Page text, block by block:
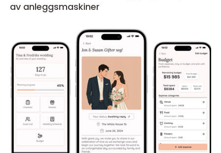
av anleggsmaskiner